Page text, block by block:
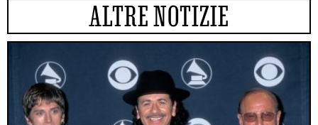
ALTRE NOTIZIE